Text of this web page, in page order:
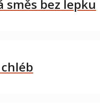
směs bez lepku